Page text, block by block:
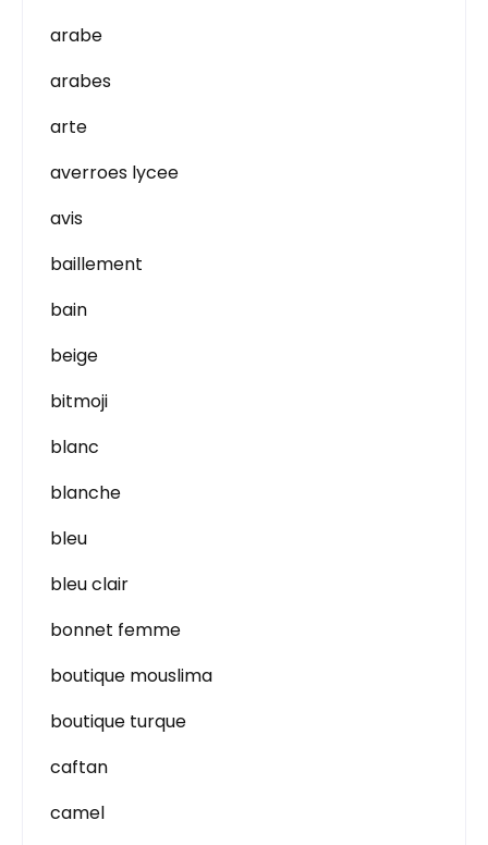
arabe
arabes
arte
averroes lycee
avis
baillement
bain
beige
bitmoji
blanc
blanche
bleu
bleu clair
bonnet femme
boutique mouslima
boutique turque
caftan
camel